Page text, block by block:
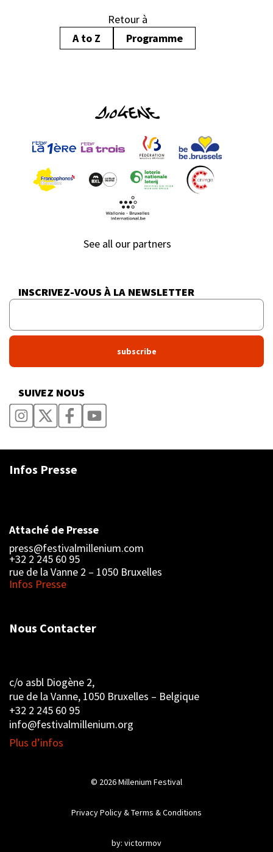
Retour à
A to Z
Programme
See all our partners
INSCRIVEZ-VOUS À LA NEWSLETTER
SUIVEZ NOUS
Infos Presse
Attaché de Presse
press@festivalmillenium.com
+32 2 245 60 95
rue de la Vanne 2 – 1050 Bruxelles
Infos Presse
Nous Contacter
c/o asbl Diogène 2,
rue de la Vanne, 1050 Bruxelles – Belgique
+32 2 245 60 95
info@festivalmillenium.org
Plus d’infos
© 2026Millenium Festival
Privacy Policy & Terms & Conditions
by: victormov